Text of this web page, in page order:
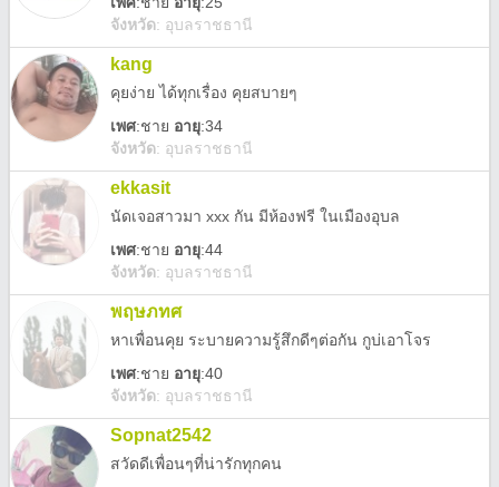
จังหวัด: อุบลราชธานี
kang
คุยง่าย ได้ทุกเรื่อง คุยสบายๆ
เพศ:ชาย อายุ:34
จังหวัด: อุบลราชธานี
ekkasit
นัดเจอสาวมา xxx กัน มีห้องฟรี ในเมืองอุบล
เพศ:ชาย อายุ:44
จังหวัด: อุบลราชธานี
พฤษภทศ
หาเพื่อนคุย ระบายความรู้สึกดีๆต่อกัน กูบ่เอาโจร
เพศ:ชาย อายุ:40
จังหวัด: อุบลราชธานี
Sopnat2542
สวัดดีเพื่อนๆที่น่ารักทุกคน